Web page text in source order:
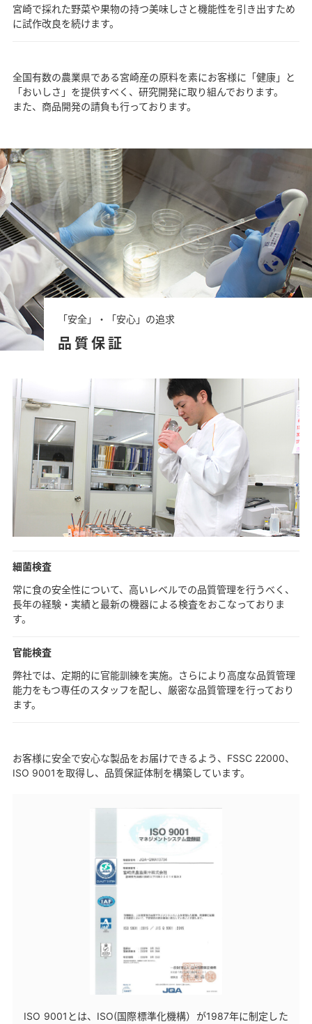
宮崎で採れた野菜や果物の持つ美味しさと機能性を引き出すため
に試作改良を続けます。
全国有数の農業県である宮崎産の原料を素にお客様に「健康」と
「おいしさ」を提供すべく、研究開発に取り組んでおります。
また、商品開発の請負も行っております。
「安全」・「安心」の追求
品質保証
細菌検査
常に食の安全性について、高いレベルでの品質管理を行うべく、
長年の経験・実績と最新の機器による検査をおこなっておりま
す。
官能検査
弊社では、定期的に官能訓練を実施。さらにより高度な品質管理
能力をもつ専任のスタッフを配し、厳密な品質管理を行っており
ます。
お客様に安全で安心な製品をお届けできるよう、FSSC 22000、
ISO 9001を取得し、品質保証体制を構築しています。
ISO 9001とは、ISO(国際標準化機構）が1987年に制定した